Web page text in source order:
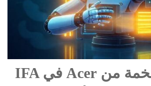
إعدادات ضخمة من Acer في IFA